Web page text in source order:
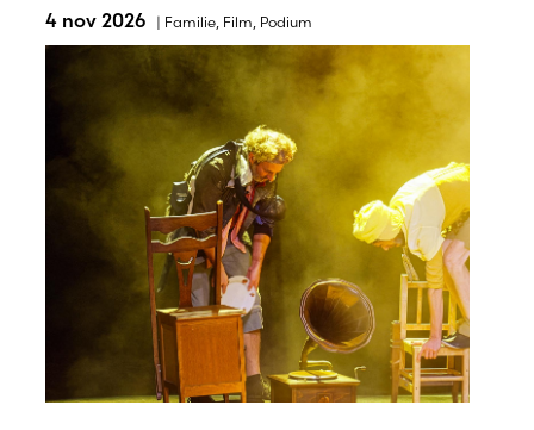
4 nov 2026 | Familie, Film, Podium